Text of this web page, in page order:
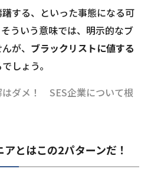
する、といった事態になる可
ういう意味では、明示的なブ
が、 ブラックリストに値する
しょう。
はダメ！ SES企業について根
とはこの2パターンだ！